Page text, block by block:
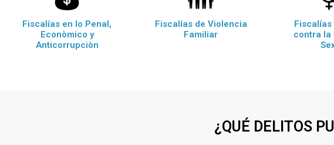
Fiscalías en lo Penal,
Econòmico y
Anticorrupciòn
Fiscalías de Violencia
Familiar
Fiscalías
contra la
¿QUÉ DELITOS